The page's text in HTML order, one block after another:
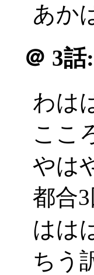
あか
＠ 3話:
わは
ここ
やは
都合
はは
ちう